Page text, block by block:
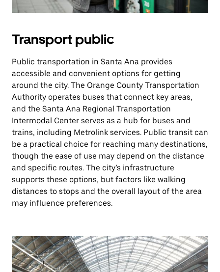
Transport public
Public transportation in Santa Ana provides
accessible and convenient options for getting
around the city. The Orange County Transportation
Authority operates buses that connect key areas,
and the Santa Ana Regional Transportation
Intermodal Center serves as a hub for buses and
trains, including Metrolink services. Public transit can
be a practical choice for reaching many destinations,
though the ease of use may depend on the distance
and specific routes. The city’s infrastructure
supports these options, but factors like walking
distances to stops and the overall layout of the area
may influence preferences.